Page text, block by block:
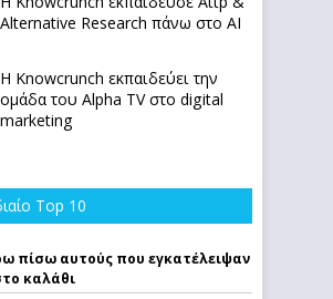
Alternative Research πάνω στο ΑΙ
Η Knowcrunch εκπαιδεύει την
ομάδα του Alpha TV στο digital
marketing
Top 10
πίσω αυτούς που εγκατέλειψαν
καλάθι